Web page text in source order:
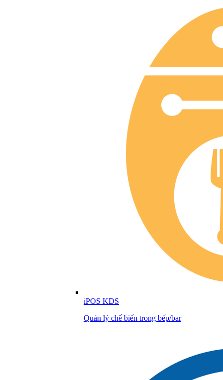
iPOS KDS
Quản lý chế biến trong bếp/bar